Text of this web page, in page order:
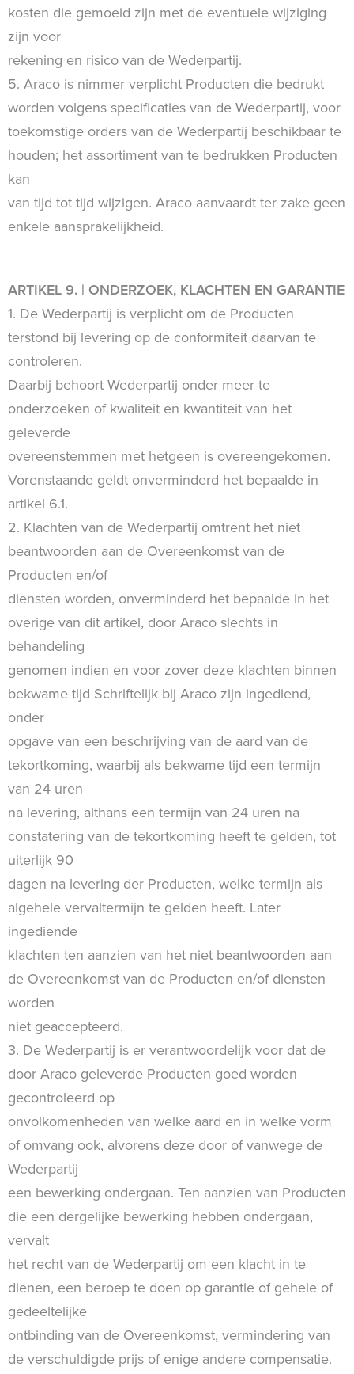
kosten die gemoeid zijn met de eventuele wijziging
zijn voor
rekening en risico van de Wederpartij.
5. Araco is nimmer verplicht Producten die bedrukt
worden volgens specificaties van de Wederpartij, voor
toekomstige orders van de Wederpartij beschikbaar te
houden; het assortiment van te bedrukken Producten
kan
van tijd tot tijd wijzigen. Araco aanvaardt ter zake geen
enkele aansprakelijkheid.
ARTIKEL 9. | ONDERZOEK, KLACHTEN EN GARANTIE
1. De Wederpartij is verplicht om de Producten
terstond bij levering op de conformiteit daarvan te
controleren.
Daarbij behoort Wederpartij onder meer te
onderzoeken of kwaliteit en kwantiteit van het
geleverde
overeenstemmen met hetgeen is overeengekomen.
Vorenstaande geldt onverminderd het bepaalde in
artikel 6.1.
2. Klachten van de Wederpartij omtrent het niet
beantwoorden aan de Overeenkomst van de
Producten en/of
diensten worden, onverminderd het bepaalde in het
overige van dit artikel, door Araco slechts in
behandeling
genomen indien en voor zover deze klachten binnen
bekwame tijd Schriftelijk bij Araco zijn ingediend,
onder
opgave van een beschrijving van de aard van de
tekortkoming, waarbij als bekwame tijd een termijn
van 24 uren
na levering, althans een termijn van 24 uren na
constatering van de tekortkoming heeft te gelden, tot
uiterlijk 90
dagen na levering der Producten, welke termijn als
algehele vervaltermijn te gelden heeft. Later
ingediende
klachten ten aanzien van het niet beantwoorden aan
de Overeenkomst van de Producten en/of diensten
worden
niet geaccepteerd.
3. De Wederpartij is er verantwoordelijk voor dat de
door Araco geleverde Producten goed worden
gecontroleerd op
onvolkomenheden van welke aard en in welke vorm
of omvang ook, alvorens deze door of vanwege de
Wederpartij
een bewerking ondergaan. Ten aanzien van Producten
die een dergelijke bewerking hebben ondergaan,
vervalt
het recht van de Wederpartij om een klacht in te
dienen, een beroep te doen op garantie of gehele of
gedeeltelijke
ontbinding van de Overeenkomst, vermindering van
de verschuldigde prijs of enige andere compensatie.